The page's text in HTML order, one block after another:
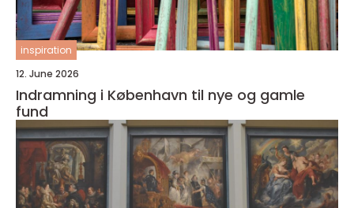
inspiration
12. June 2026
Indramning i København til nye og gamle
fund